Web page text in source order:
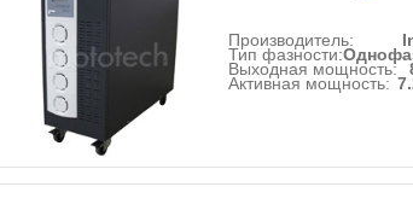
Производитель:
Тип фазности:
Выходная мощность:
Активная мощность: